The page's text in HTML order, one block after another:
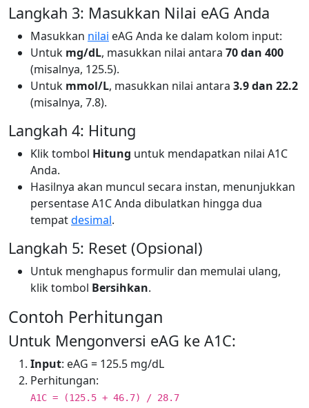
Langkah 3: Masukkan Nilai eAG Anda
Masukkan nilai eAG Anda ke dalam kolom input:
Untuk mg/dL, masukkan nilai antara 70 dan 400
(misalnya, 125.5).
Untuk mmol/L, masukkan nilai antara 3.9 dan 22.2
(misalnya, 7.8).
Langkah 4: Hitung
Klik tombol Hitung untuk mendapatkan nilai A1C
Anda.
Hasilnya akan muncul secara instan, menunjukkan
persentase A1C Anda dibulatkan hingga dua
tempatdesimal.
Langkah 5: Reset (Opsional)
Untuk menghapus formulir dan memulai ulang,
klik tombol Bersihkan.
Contoh Perhitungan
Untuk Mengonversi eAG ke A1C:
Input: eAG = 125.5 mg/dL
Perhitungan:
A1C = (125.5 + 46.7) / 28.7